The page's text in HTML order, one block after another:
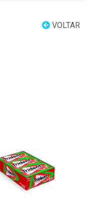
VOLTAR